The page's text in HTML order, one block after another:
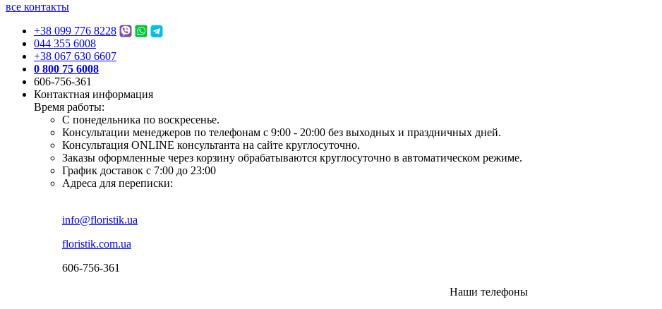
все контакты
+38 099 776 8228
044 355 6008
+38 067 630 6607
0 800 75 6008
606-756-361
Контактная информация
Время работы:
С понедельника по воскресенье.
Консультации менеджеров по телефонам с 9:00 - 20:00 без выходных и праздничных дней.
Консультация ONLINE консультанта на сайте круглосуточно.
Заказы оформленные через корзину обрабатываются круглосуточно в автоматическом режиме.
График доставок с 7:00 до 23:00
Адреса для переписки:
info@floristik.ua
floristik.com.ua
606-756-361
Наши телефоны